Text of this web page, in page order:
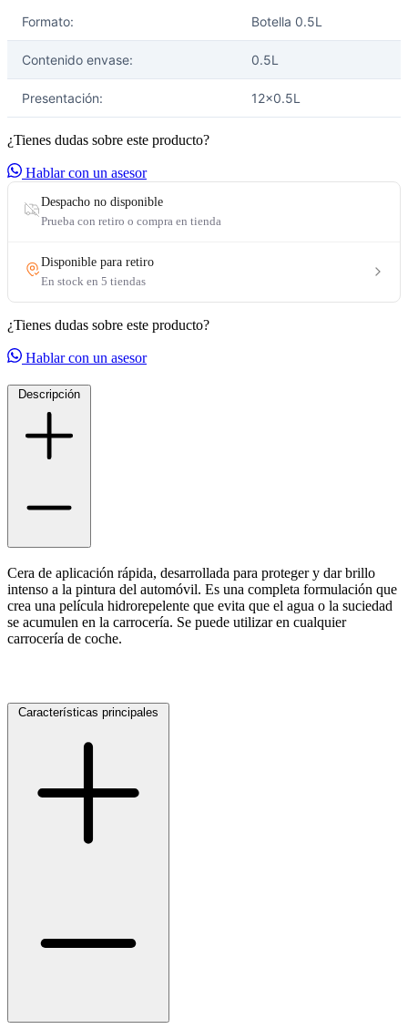
Formato: Botella 0.5L
Contenido envase: 0.5L
Presentación: 12x0.5L
¿Tienes dudas sobre este producto?
Hablar con un asesor
¿Tienes dudas sobre este producto?
Hablar con un asesor
Descripción
Cera de aplicación rápida, desarrollada para proteger y dar brillo
intenso a la pintura del automóvil. Es una completa formulación que
crea una película hidrorepelente que evita que el agua o la suciedad
se acumulen en la carrocería. Se puede utilizar en cualquier
carrocería de coche.
Características principales